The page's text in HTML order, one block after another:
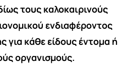
τους καλοκαιρινούς
ενδιαφέροντος
για κάθε είδους έντομα ή
οργανισμούς.